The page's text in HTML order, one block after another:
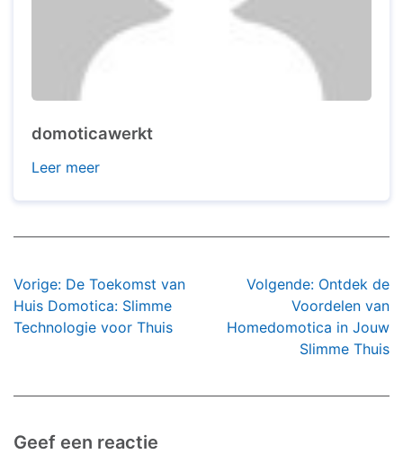
domoticawerkt
Leer meer
Bericht
navigatie
Vorige: De Toekomst van
Huis Domotica: Slimme
Technologie voor Thuis
Volgende: Ontdek de
Voordelen van
Homedomotica in Jouw
Slimme Thuis
Geef een reactie